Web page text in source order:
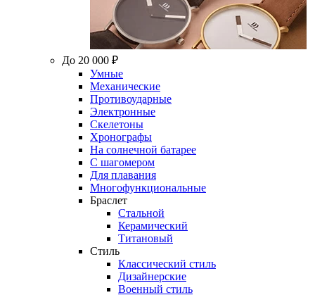
До 20 000 ₽
Умные
Механические
Противоударные
Электронные
Скелетоны
Хронографы
На солнечной батарее
С шагомером
Для плавания
Многофункциональные
Браслет
Стальной
Керамический
Титановый
Стиль
Классический стиль
Дизайнерские
Военный стиль